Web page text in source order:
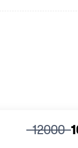
12000